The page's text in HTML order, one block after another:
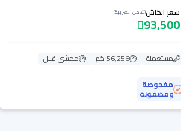
سعر الكاش(شامل الضريبة)
93,500
مستعملة 56,256 كم
ممشى قليل
مفحوصة
ومضمونة